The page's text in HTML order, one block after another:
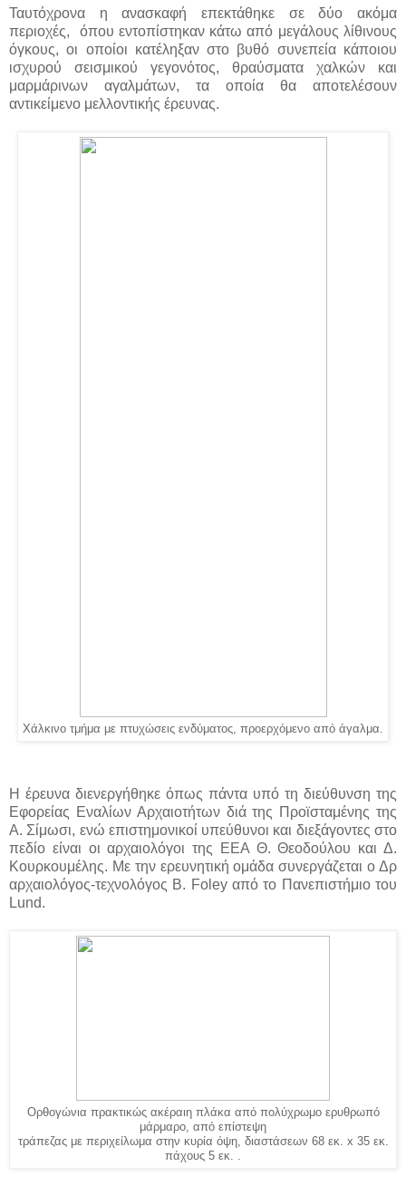
Ταυτόχρονα η ανασκαφή επεκτάθηκε σε δύο ακόμα
περιοχές, όπου εντοπίστηκαν κάτω από μεγάλους λίθινους
όγκους, οι οποίοι κατέληξαν στο βυθό συνεπεία κάποιου
ισχυρού σεισμικού γεγονότος, θραύσματα χαλκών και
μαρμάρινων αγαλμάτων, τα οποία θα αποτελέσουν
αντικείμενο μελλοντικής έρευνας.
Χάλκινο τμήμα με πτυχώσεις ενδύματος, προερχόμενο από άγαλμα.
Η έρευνα διενεργήθηκε όπως πάντα υπό τη διεύθυνση της
Εφορείας Εναλίων Αρχαιοτήτων διά της Προϊσταμένης της
Α. Σίμωσι, ενώ επιστημονικοί υπεύθυνοι και διεξάγοντες στο
πεδίο είναι οι αρχαιολόγοι της ΕΕΑ Θ. Θεοδούλου και Δ.
Κουρκουμέλης. Με την ερευνητική ομάδα συνεργάζεται ο Δρ
αρχαιολόγος-τεχνολόγος Β. Foley από το Πανεπιστήμιο του
Lund.
Ορθογώνια πρακτικώς ακέραιη πλάκα από πολύχρωμο ερυθρωπό
μάρμαρο, από επίστεψη
τράπεζας με περιχείλωμα στην κυρία όψη, διαστάσεων 68 εκ. x 35 εκ.
πάχους 5 εκ. .